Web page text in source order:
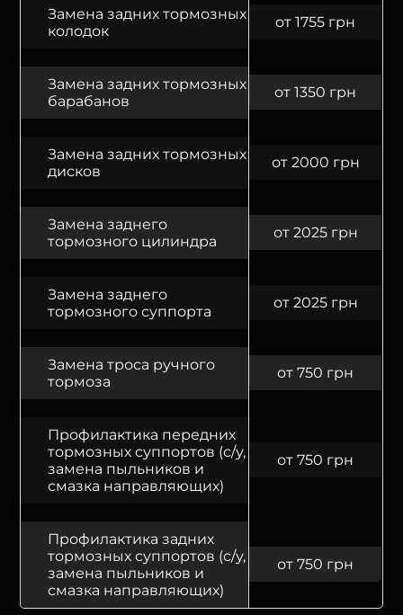
Замена задних тормозных
колодок
от 1755 грн
Замена задних тормозных
барабанов
от 1350 грн
Замена задних тормозных
дисков
от 2000 грн
Замена заднего
тормозного цилиндра
от 2025 грн
Замена заднего
тормозного суппорта
от 2025 грн
Замена троса ручного
тормоза
от 750 грн
Профилактика передних
тормозных суппортов (с/у,
замена пыльников и
смазка направляющих)
от 750 грн
Профилактика задних
тормозных суппортов (с/у,
замена пыльников и
смазка направляющих)
от 750 грн